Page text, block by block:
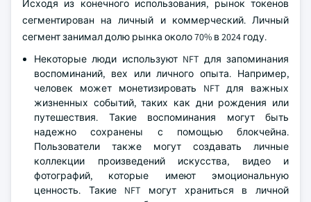
Исходя из конечного использования, рынок токенов
сегментирован на личный и коммерческий. Личный
сегмент занимал долю рынка около 70% в 2024 году.
Некоторые люди используют NFT для запоминания
воспоминаний, вех или личного опыта. Например,
человек может монетизировать NFT для важных
жизненных событий, таких как дни рождения или
путешествия. Такие воспоминания могут быть
надежно сохранены с помощью блокчейна.
Пользователи также могут создавать личные
коллекции произведений искусства, видео и
фотографий, которые имеют эмоциональную
ценность. Такие NFT могут храниться в личной